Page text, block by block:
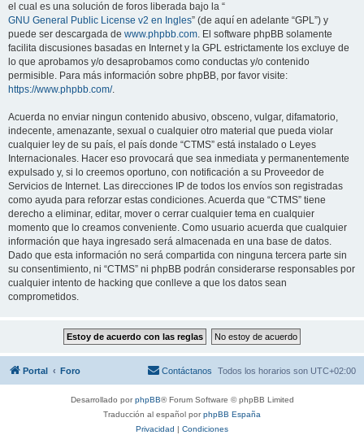
el cual es una solución de foros liberada bajo la “
GNU General Public License v2 en Ingles” (de aquí en adelante “GPL”) y
puede ser descargada de www.phpbb.com. El software phpBB solamente
facilita discusiones basadas en Internet y la GPL estrictamente los excluye de
lo que aprobamos y/o desaprobamos como conductas y/o contenido
permisible. Para más información sobre phpBB, por favor visite:
https://www.phpbb.com/.
Acuerda no enviar ningun contenido abusivo, obsceno, vulgar, difamatorio,
indecente, amenazante, sexual o cualquier otro material que pueda violar
cualquier ley de su país, el país donde “CTMS” está instalado o Leyes
Internacionales. Hacer eso provocará que sea inmediata y permanentemente
expulsado y, si lo creemos oportuno, con notificación a su Proveedor de
Servicios de Internet. Las direcciones IP de todos los envíos son registradas
como ayuda para reforzar estas condiciones. Acuerda que “CTMS” tiene
derecho a eliminar, editar, mover o cerrar cualquier tema en cualquier
momento que lo creamos conveniente. Como usuario acuerda que cualquier
información que haya ingresado será almacenada en una base de datos.
Dado que esta información no será compartida con ninguna tercera parte sin
su consentimiento, ni “CTMS” ni phpBB podrán considerarse responsables por
cualquier intento de hacking que conlleve a que los datos sean
comprometidos.
Portal Foro Todos los horarios son UTC+02:00
Contáctanos
Desarrollado porphpBB® Forum Software © phpBB Limited
Traducción al español porphpBB España
Privacidad | Condiciones